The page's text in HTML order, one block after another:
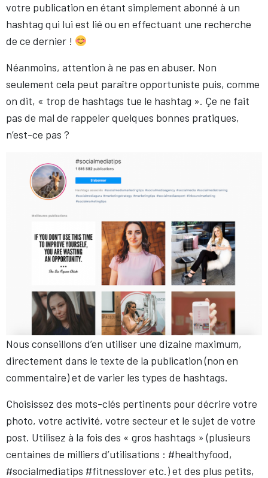
votre publication en étant simplement abonné à un
hashtag qui lui est lié ou en effectuant une recherche
de ce dernier !
Néanmoins, attention à ne pas en abuser. Non
seulement cela peut paraître opportuniste puis, comme
on dit, « trop de hashtags tue le hashtag ». Çe ne fait
pas de mal de rappeler quelques bonnes pratiques,
n’est-ce pas ?
Nous conseillons d’en utiliser une dizaine maximum,
directement dans le texte de la publication (non en
commentaire) et de varier les types de hashtags.
Choisissez des mots-clés pertinents pour décrire votre
photo, votre activité, votre secteur et le sujet de votre
post. Utilisez à la fois des « gros hashtags » (plusieurs
centaines de milliers d’utilisations : #healthyfood,
#socialmediatips #fitnesslover etc.) et des plus petits,